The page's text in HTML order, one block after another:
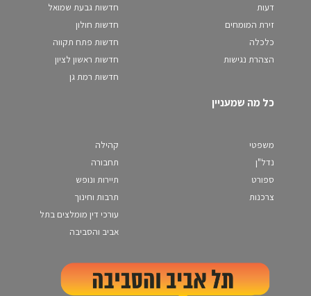
דעות
זירת המומחים
כלכלה
הצהרת נגישות
חדשות גבעת שמואל
חדשות חולון
חדשות פתח תקווה
חדשות ראשון לציון
חדשות רמת גן
כל מה שמעניין
משפטי
נדל"ן
ספורט
צרכנות
קהילה
תחבורה
תיירות ונופש
תרבות וחינוך
עורכי דין מומלצים בתל
אביב והסביבה